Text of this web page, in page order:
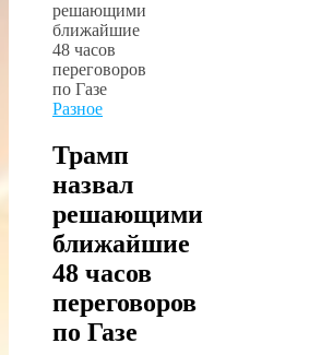
Разное
Трамп
назвал
решающими
ближайшие
48 часов
переговоров
по Газе